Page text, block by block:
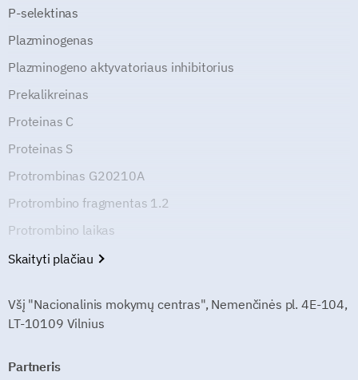
P-selektinas
Plazminogenas
Plazminogeno aktyvatoriaus inhibitorius
Prekalikreinas
Proteinas C
Proteinas S
Protrombinas G20210A
Protrombino fragmentas 1.2
Protrombino laikas
Skaityti plačiau
Všį "Nacionalinis mokymų centras", Nemenčinės pl. 4E-104,
LT-10109 Vilnius
Partneris